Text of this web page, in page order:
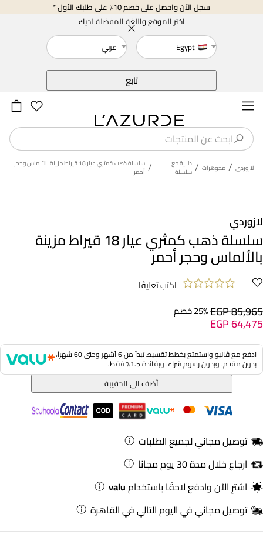
سجل الآن واحصل على خصم 10٪ على طلبك الأول *
اختر الموقع واللغة المفضلة لديك
Egypt
عربي
تابع
لازوردى / مجوهرات / دلاية مع
سلسلة / سلسلة ذهب كمثري عيار 18 قيراط مزينة بالألماس وحجر
أحمر
لازوردي
سلسلة ذهب كمثري عيار 18 قيراط مزينة
بالألماس وحجر أحمر
اكتب تعليقًا
EGP 85,96525% خصم
EGP 64,475
ادفع مع ڤاليو واستمتع بخطط تقسيط تبدأ من 6 أشهر وحتى 60 شهراً،
بدون مقدم، وبدون رسوم شراء، وبفائدة 1.5% فقط.
أضف الى الحقيبة
توصيل مجاني لجميع الطلبات
ارجاع خلال مدة 30 يوم مجانا
اشترِ الآن وادفع لاحقًا باستخدامvalu
توصيل مجاني في اليوم التالي في القاهرة